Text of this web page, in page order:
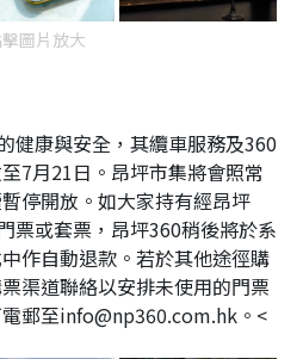
圖片放大
健康與安全，其纜車服務及360
7月21日。昂坪市集將會照常
停開放。如大家持有經昂坪
票或套票，昂坪360稍後將於系
作自動退款。若於其他途徑購
渠道聯絡以安排未使用的門票
郵至info@np360.com.hk。 <